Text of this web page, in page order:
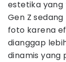
estetika yang
Gen Z
foto karena
dianggap
dinamis yang